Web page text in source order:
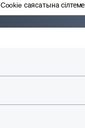
Cookie саясатына сілтеме